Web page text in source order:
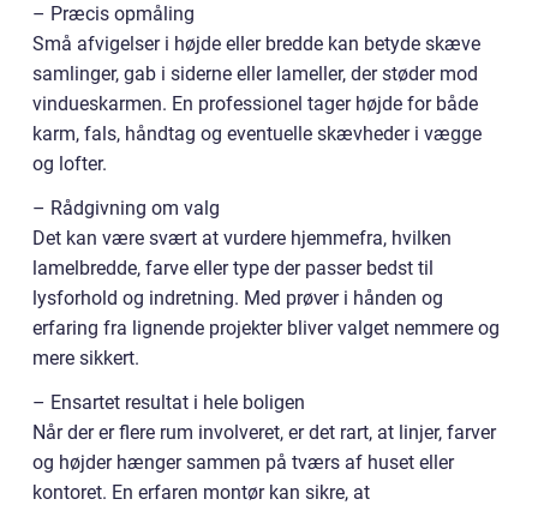
– Præcis opmåling
Små afvigelser i højde eller bredde kan betyde skæve
samlinger, gab i siderne eller lameller, der støder mod
vindueskarmen. En professionel tager højde for både
karm, fals, håndtag og eventuelle skævheder i vægge
og lofter.
– Rådgivning om valg
Det kan være svært at vurdere hjemmefra, hvilken
lamelbredde, farve eller type der passer bedst til
lysforhold og indretning. Med prøver i hånden og
erfaring fra lignende projekter bliver valget nemmere og
mere sikkert.
– Ensartet resultat i hele boligen
Når der er flere rum involveret, er det rart, at linjer, farver
og højder hænger sammen på tværs af huset eller
kontoret. En erfaren montør kan sikre, at